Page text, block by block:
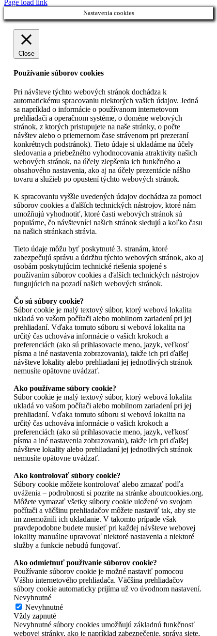
Page load link
Nastavenia cookies
Close
Používanie súborov cookies
Pri návšteve týchto webových stránok dochádza k
automatickému spracovaniu niektorých vašich údajov. Jedná
sa napríklad o informácie o používanom internetovom
prehliadači a operačnom systéme, o doméne webových
stránok, z ktorých pristupujete na naše stránky, o počte
návštev alebo o priemernom čase strávenom pri prezeraní
konkrétnych podstránok). Tieto údaje si ukladáme na účely
sledovania a priebežného vyhodnocovania atraktivity našich
webových stránok, na účely zlepšenia ich funkčného a
obsahového nastavenia, ako aj na účely prezentácie nášho
tovaru a služieb po opustení týchto webových stránok.
K spracovaniu vyššie uvedených údajov dochádza za pomoci
súborov cookies a ďalších technických nástrojov, ktoré nám
umožňujú vyhodnotiť, ktoré časti webových stránok sú
populárne, čo návštevníci našich stránok sledujú a koľko času
na našich stránkach strávia.
Tieto údaje môžu byť poskytnuté 3. stranám, ktoré
zabezpečujú správu a údržbu týchto webových stránok, ako aj
osobám poskytujúcim technické riešenia spojené s
používaním súborov cookies a ďalších technických nástrojov
fungujúcich na pozadí našich webových stránok.
Čo sú súbory cookie?
Súbor cookie je malý textový súbor, ktorý webová lokalita
ukladá vo vašom počítači alebo mobilnom zariadení pri jej
prehliadaní. Vďaka tomuto súboru si webová lokalita na
určitý čas uchováva informácie o vašich krokoch a
preferenciách (ako sú prihlasovacie meno, jazyk, veľkosť
písma a iné nastavenia zobrazovania), takže ich pri ďalšej
návšteve lokality alebo prehliadaní jej jednotlivých stránok
nemusíte opätovne uvádzať.
Ako používame súbory cookie?
Súbor cookie je malý textový súbor, ktorý webová lokalita
ukladá vo vašom počítači alebo mobilnom zariadení pri jej
prehliadaní. Vďaka tomuto súboru si webová lokalita na
určitý čas uchováva informácie o vašich krokoch a
preferenciách (ako sú prihlasovacie meno, jazyk, veľkosť
písma a iné nastavenia zobrazovania), takže ich pri ďalšej
návšteve lokality alebo prehliadaní jej jednotlivých stránok
nemusíte opätovne uvádzať.
Ako kontrolovať súbory cookie?
Súbory cookie môžete kontrolovať alebo zmazať podľa
uváženia – podrobnosti si pozrite na stránke aboutcookies.org.
Môžete vymazať všetky súbory cookie uložené vo svojom
počítači a väčšinu prehliadačov môžete nastaviť tak, aby ste
im znemožnili ich ukladanie. V takomto prípade však
pravdepodobne budete musieť pri každej návšteve webovej
lokality manuálne upravovať niektoré nastavenia a niektoré
služby a funkcie nebudú fungovať.
Ako odmietnuť používanie súborov cookie?
Používanie súborov cookie je možné nastaviť pomocou
Vášho internetového prehliadača. Väčšina prehliadačov
súbory cookie automaticky prijíma už vo úvodnom nastavení.
Nevyhnutné
Nevyhnutné
Vždy zapnuté
Nevyhnutné súbory cookies umožňujú základnú funkčnosť
webovej stránky, ako je napríklad zabezpečenie, správa siete,